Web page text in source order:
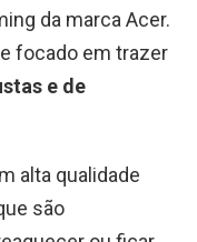
da marca Acer.
focado em trazer
e de
alta qualidade
são